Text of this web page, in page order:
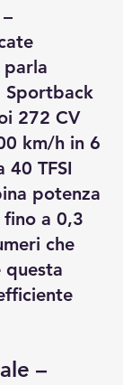
parla
Sportback
272 CV
km/h in 6
40 TFSI
potenza
a 0,3
che
questa
–